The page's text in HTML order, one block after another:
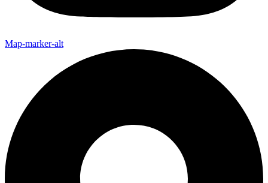
Map-marker-alt